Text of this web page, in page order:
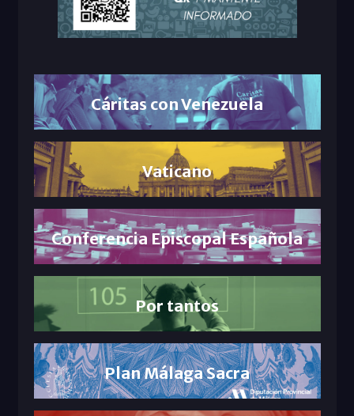
Cáritas con Venezuela
Vaticano
Conferencia Episcopal Española
Por tantos
Plan Málaga Sacra